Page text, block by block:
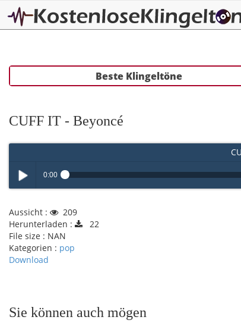
Beste Klingeltöne
CUFF IT - Beyoncé
Play /
0:00
Aussicht :
209
Herunterladen :
22
File size : NAN
Kategorien : pop
Download
Sie können auch mögen